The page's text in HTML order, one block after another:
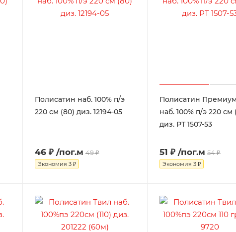
Полисатин наб. 100% п/э
220 см (80) диз. 12194-05
46 ₽ /пог.м 49 ₽
Экономия 3 ₽
Полисатин
наб. 100% п/э 220 см
диз. РТ 1507-53
51 ₽ /пог.м 54 ₽
Экономия 3 ₽